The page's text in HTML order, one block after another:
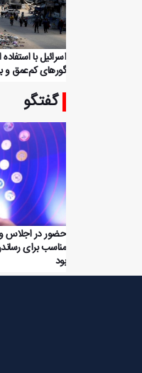
اسرائیل با
گورهای کم‌عمق
گفتگو
حضور در اجلاس
مناسب برای
بود